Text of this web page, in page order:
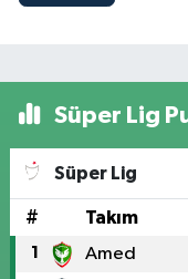
Süper Lig
Süper Lig
# Takım
1 Amed